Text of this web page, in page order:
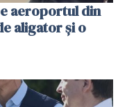
aeroportul din
aligator și o